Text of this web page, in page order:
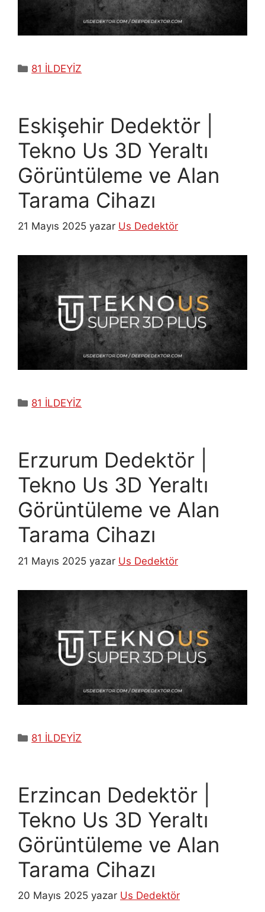
Kategoriler
81 İLDEYİZ
Eskişehir Dedektör |
Tekno Us 3D Yeraltı
Görüntüleme ve Alan
Tarama Cihazı
21 Mayıs 2025 yazar Us Dedektör
Kategoriler
81 İLDEYİZ
Erzurum Dedektör |
Tekno Us 3D Yeraltı
Görüntüleme ve Alan
Tarama Cihazı
21 Mayıs 2025 yazar Us Dedektör
Kategoriler
81 İLDEYİZ
Erzincan Dedektör |
Tekno Us 3D Yeraltı
Görüntüleme ve Alan
Tarama Cihazı
20 Mayıs 2025 yazar Us Dedektör